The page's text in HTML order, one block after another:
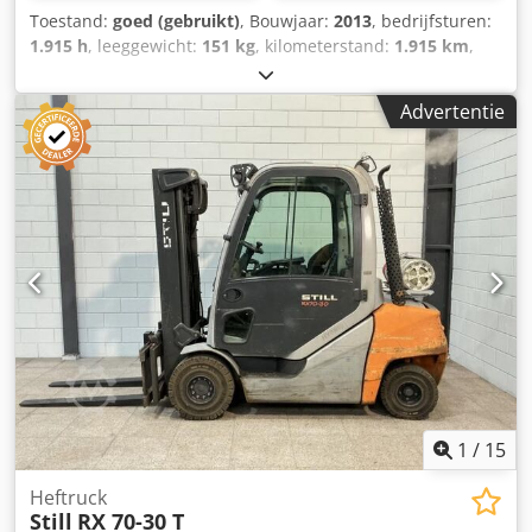
Toestand: goed (gebruikt), Bouwjaar: 2013, bedrijfsturen:
1.915 h, leeggewicht: 151 kg, kilometerstand: 1.915 km,
NET BINNEN 4 STUKS Scooter / scoot mobiel goed
werkend Bouwjaar 2013Uren 1.915 u max 15 km/uur ;
Crjdpfxoy R Ai As Aahof
Advertentie
1 / 15
Heftruck
Still RX 70-30 T